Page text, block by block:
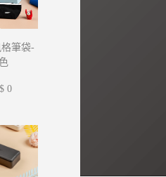
筆袋-
0